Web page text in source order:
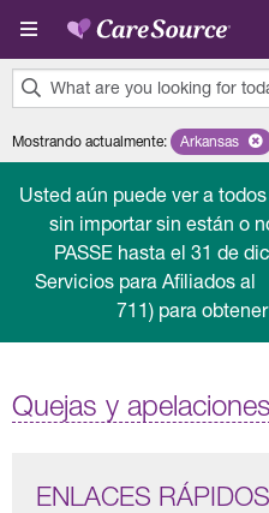
Pasar al contenido principal
What are you looking for
results
Mostrando actualmente: Arkansas
Usted aún puede ver a
sin importar sin están o
PASSE hasta el 31 de
Servicios para Afiliados al
711) para
Quejas y apelaciones
ENLACES RÁPIDOS